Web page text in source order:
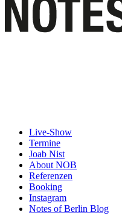
Live-Show
Termine
Joab Nist
About NOB
Referenzen
Booking
Instagram
Notes of Berlin Blog